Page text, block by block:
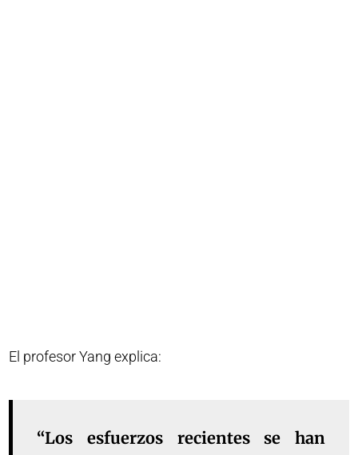
El profesor Yang explica:
“Los esfuerzos recientes se han